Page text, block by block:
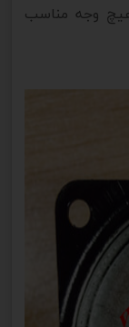
هیچ وجه مناسب